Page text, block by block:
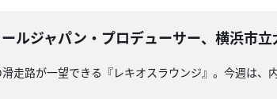
ルジャパン・プロデューサー、横浜市立
走路が一望できる『レキオスラウンジ』。今週は、